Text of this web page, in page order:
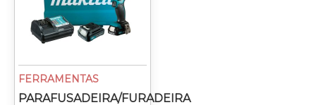
FERRAMENTAS
PARAFUSADEIRA/FURADEIRA